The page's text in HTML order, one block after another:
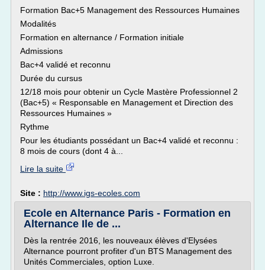
Formation Bac+5 Management des Ressources Humaines
Modalités
Formation en alternance / Formation initiale
Admissions
Bac+4 validé et reconnu
Durée du cursus
12/18 mois pour obtenir un Cycle Mastère Professionnel 2
(Bac+5) « Responsable en Management et Direction des
Ressources Humaines »
Rythme
Pour les étudiants possédant un Bac+4 validé et reconnu :
8 mois de cours (dont 4 à...
Lire la suite
Site : http://www.igs-ecoles.com
Ecole en Alternance Paris - Formation en
Alternance Ile de ...
Dès la rentrée 2016, les nouveaux élèves d'Elysées
Alternance pourront profiter d'un BTS Management des
Unités Commerciales, option Luxe.